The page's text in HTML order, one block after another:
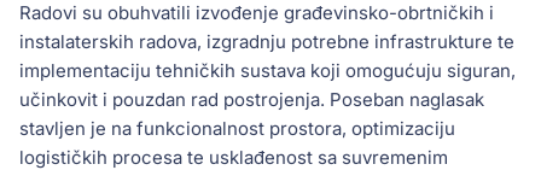
Radovi su obuhvatili izvođenje građevinsko-obrtničkih i
instalaterskih radova, izgradnju potrebne infrastrukture te
implementaciju tehničkih sustava koji omogućuju siguran,
učinkovit i pouzdan rad postrojenja. Poseban naglasak
stavljen je na funkcionalnost prostora, optimizaciju
logističkih procesa te usklađenost sa suvremenim